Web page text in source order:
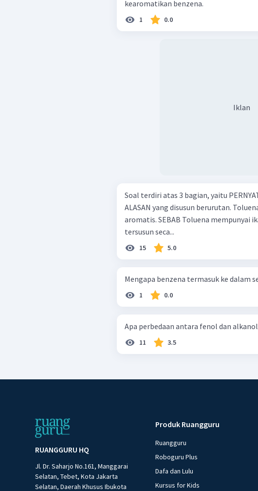
kearomatikan benzena.
1 0.0
Iklan
Soal terdiri atas 3 bagian, yaitu
ALASAN yang disusun berurutan. Toluena merupakan senyawa
aromatis. SEBAB Toluena mempunyai ikatan rangkap dua yang
tersusun seca...
15 5.0
Mengapa benzena termasuk ke dalam
1 0.0
Apa perbedaan antara fenol dan
11 3.5
RUANGGURU HQ
Jl. Dr. Saharjo No.161, Manggarai
Selatan, Tebet, Kota Jakarta
Selatan, Daerah Khusus Ibukota
Produk Ruangguru
Ruangguru
Roboguru Plus
Dafa dan Lulu
Kursus for Kids